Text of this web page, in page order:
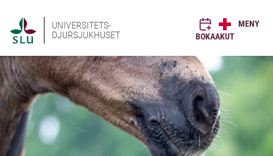
UNIVERSITETS-
DJURSJUKHUSET
BOKAAKUT
MENY